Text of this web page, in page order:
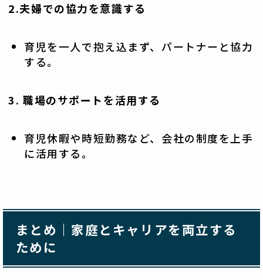
2.夫婦での協力を意識する
育児を一人で抱え込まず、パートナーと協力
する。
3. 職場のサポートを活用する
育児休暇や時短勤務など、会社の制度を上手
に活用する。
まとめ｜家庭とキャリアを両立する
ために